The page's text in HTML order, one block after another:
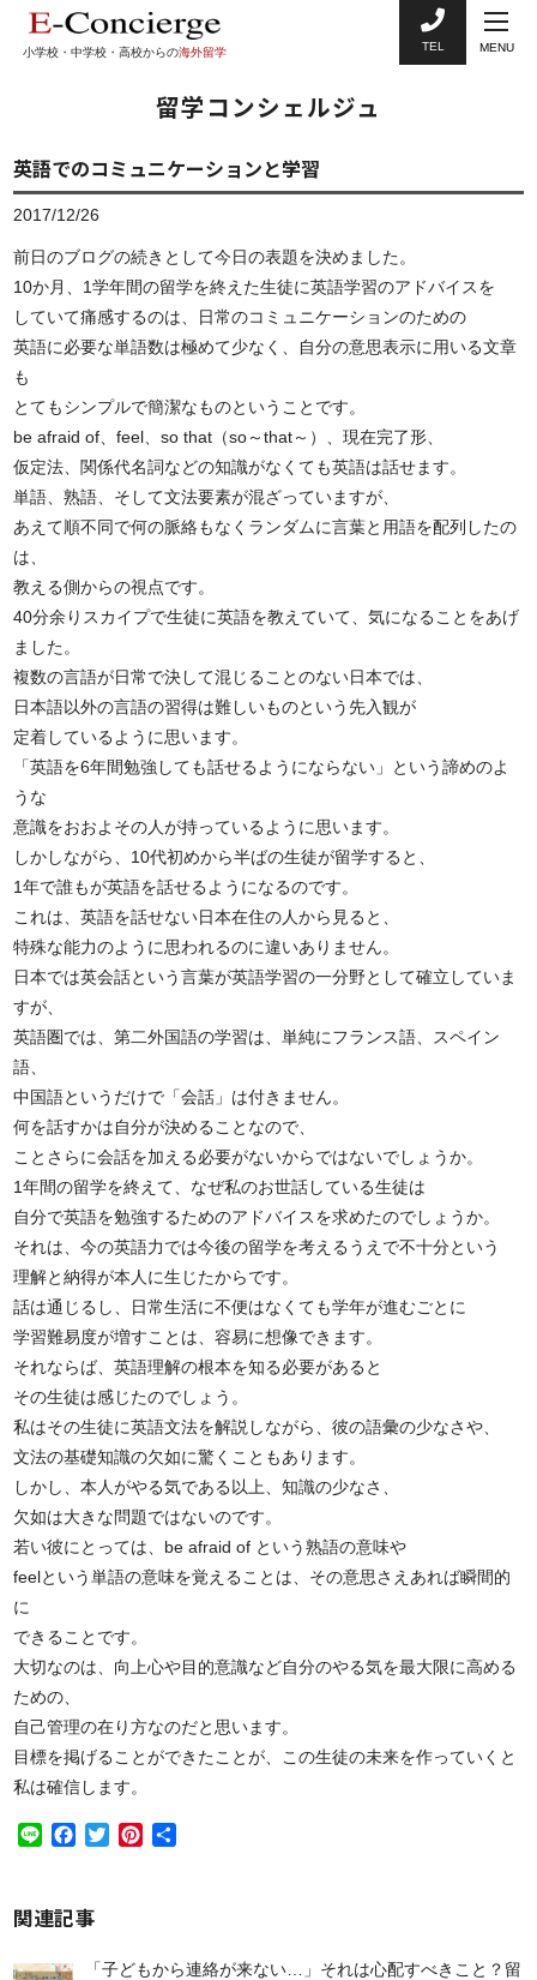
小学校・中学校・高校からの海外留学 TEL MENU
留学コンシェルジュ
英語でのコミュニケーションと学習
2017/12/26
前日のブログの続きとして今日の表題を決めました。
10か月、1学年間の留学を終えた生徒に英語学習のアドバイスを
していて痛感するのは、日常のコミュニケーションのための
英語に必要な単語数は極めて少なく、自分の意思表示に用いる文章
も
とてもシンプルで簡潔なものということです。
be afraid of、feel、so that（so～that～）、現在完了形、
仮定法、関係代名詞などの知識がなくても英語は話せます。
単語、熟語、そして文法要素が混ざっていますが、
あえて順不同で何の脈絡もなくランダムに言葉と用語を配列したの
は、
教える側からの視点です。
40分余りスカイプで生徒に英語を教えていて、気になることをあげ
ました。
複数の言語が日常で決して混じることのない日本では、
日本語以外の言語の習得は難しいものという先入観が
定着しているように思います。
「英語を6年間勉強しても話せるようにならない」という諦めのよ
うな
意識をおおよその人が持っているように思います。
しかしながら、10代初めから半ばの生徒が留学すると、
1年で誰もが英語を話せるようになるのです。
これは、英語を話せない日本在住の人から見ると、
特殊な能力のように思われるのに違いありません。
日本では英会話という言葉が英語学習の一分野として確立していま
すが、
英語圏では、第二外国語の学習は、単純にフランス語、スペイン
語、
中国語というだけで「会話」は付きません。
何を話すかは自分が決めることなので、
ことさらに会話を加える必要がないからではないでしょうか。
1年間の留学を終えて、なぜ私のお世話している生徒は
自分で英語を勉強するためのアドバイスを求めたのでしょうか。
それは、今の英語力では今後の留学を考えるうえで不十分という
理解と納得が本人に生じたからです。
話は通じるし、日常生活に不便はなくても学年が進むごとに
学習難易度が増すことは、容易に想像できます。
それならば、英語理解の根本を知る必要があると
その生徒は感じたのでしょう。
私はその生徒に英語文法を解説しながら、彼の語彙の少なさや、
文法の基礎知識の欠如に驚くこともあります。
しかし、本人がやる気である以上、知識の少なさ、
欠如は大きな問題ではないのです。
若い彼にとっては、be afraid of という熟語の意味や
feelという単語の意味を覚えることは、その意思さえあれば瞬間的
に
できることです。
大切なのは、向上心や目的意識など自分のやる気を最大限に高める
ための、
自己管理の在り方なのだと思います。
目標を掲げることができたことが、この生徒の未来を作っていくと
私は確信します。
Line Facebook
TwitterPinterest
関連記事
「子どもから連絡が来ない…」それは心配すべきこと？留